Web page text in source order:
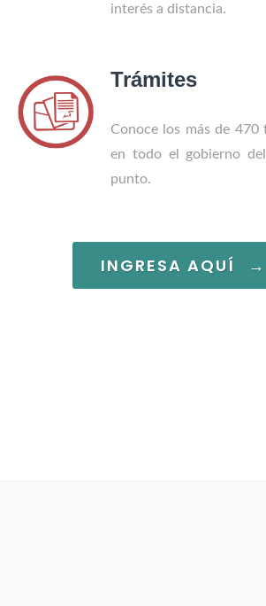
interés a distancia.
Trámites
Conoce los más de 470
en todo el gobierno
punto.
INGRESA AQUÍ